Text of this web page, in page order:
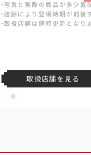
・写真と実際の商品が多少異
・店舗により登場時期が前後
・取扱店舗は随時更新となり
取扱店舗を見る